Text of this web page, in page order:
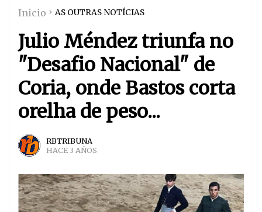
Inicio AS OUTRAS NOTÍCIAS
Julio Méndez triunfa no
"Desafio Nacional" de
Coria, onde Bastos corta
orelha de peso...
RBTRIBUNA
HACE 3 AÑOS